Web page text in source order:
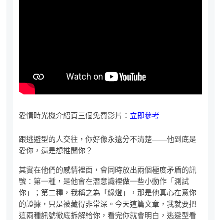
愛情時光機介紹頁三個免費影片： 立即參考
跟逃避型的人交往，你好像永遠分不清楚——他到底是
愛你，還是想推開你？
其實在他們的感情裡面，會同時放出兩個極度矛盾的訊
號：第一種，是他會在潛意識裡做一些小動作「測試
你」；第二種，我稱之為「綠燈」，那是他真心在意你
的證據，只是被藏得非常深。今天這篇文章，我就要把
這兩種訊號徹底拆解給你，看完你就會明白，逃避型看